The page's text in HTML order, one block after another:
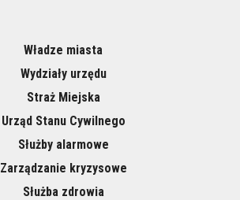
Władze miasta
Wydziały urzędu
Straż Miejska
Urząd Stanu Cywilnego
Służby alarmowe
Zarządzanie kryzysowe
Służba zdrowia